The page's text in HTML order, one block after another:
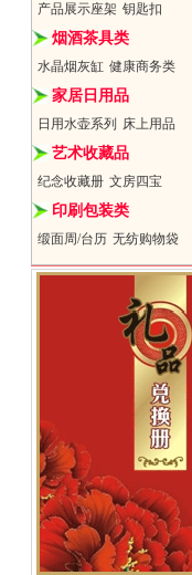
产品展示座架 钥匙扣
烟酒茶具类
水晶烟灰缸 健康商务类
家居日用品
日用水壶系列 床上用品
艺术收藏品
纪念收藏册 文房四宝
印刷包装类
缎面周/台历 无纺购物袋